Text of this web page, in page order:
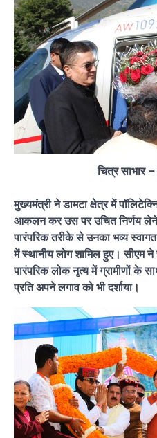
चित्र साभार
मुख्यमंत्री ने डामटा क्षेत्र में
आकलन कर उस पर उचित निर्णय लेने
पारंपरिक तरीके से उनका भव्य
में स्थानीय लोग शामिल हुए। सीएम
पारंपरिक लोक नृत्य में ग्रामीणों के
प्रति अपने लगाव को भी दर्शाया।